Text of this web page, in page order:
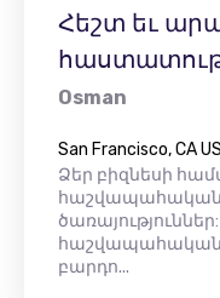
Հեշտ եւ
Osman
San Francisco, CA US
Ձեր բիզնեսի
հաշվապահական
հաշվապահական
բարդո...